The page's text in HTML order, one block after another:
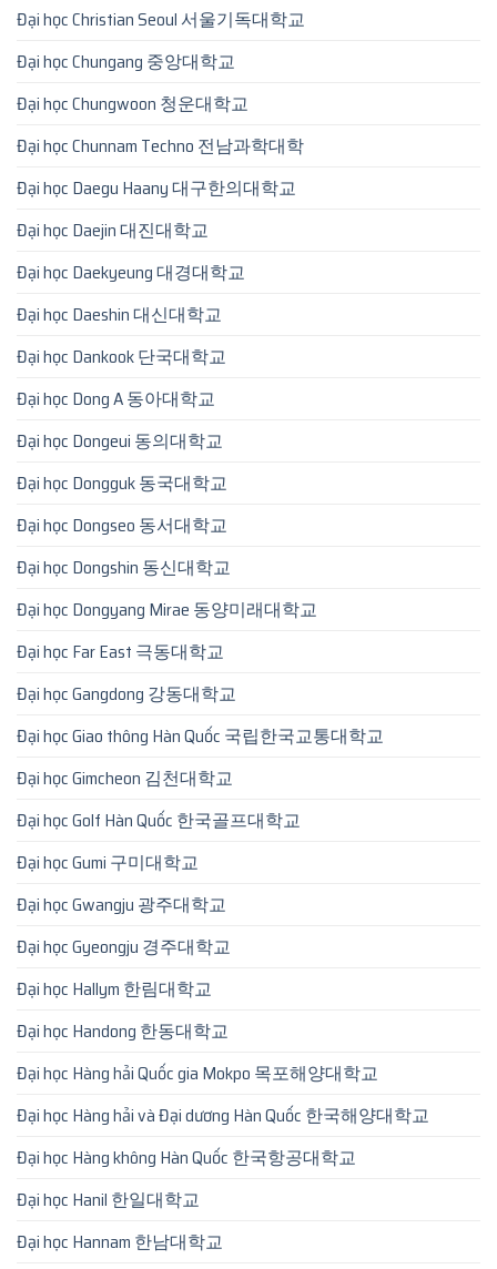
Đại học Christian Seoul 서울기독대학교
Đại học Chungang 중앙대학교
Đại học Chungwoon 청운대학교
Đại học Chunnam Techno 전남과학대학
Đại học Daegu Haany 대구한의대학교
Đại học Daejin 대진대학교
Đại học Daekyeung 대경대학교
Đại học Daeshin 대신대학교
Đại học Dankook 단국대학교
Đại học Dong A 동아대학교
Đại học Dongeui 동의대학교
Đại học Dongguk 동국대학교
Đại học Dongseo 동서대학교
Đại học Dongshin 동신대학교
Đại học Dongyang Mirae 동양미래대학교
Đại học Far East 극동대학교
Đại học Gangdong 강동대학교
Đại học Giao thông Hàn Quốc 국립한국교통대학교
Đại học Gimcheon 김천대학교
Đại học Golf Hàn Quốc 한국골프대학교
Đại học Gumi 구미대학교
Đại học Gwangju 광주대학교
Đại học Gyeongju 경주대학교
Đại học Hallym 한림대학교
Đại học Handong 한동대학교
Đại học Hàng hải Quốc gia Mokpo 목포해양대학교
Đại học Hàng hải và Đại dương Hàn Quốc 한국해양대학교
Đại học Hàng không Hàn Quốc 한국항공대학교
Đại học Hanil 한일대학교
Đại học Hannam 한남대학교